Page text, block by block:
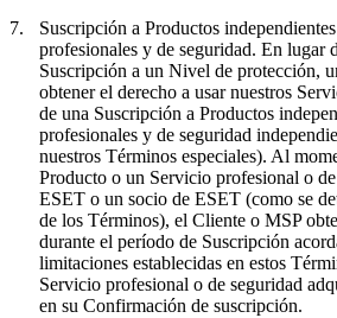
7.
Suscripción a Productos
profesionales y de seguridad. En lugar
Suscripción a un Nivel de protección,
obtener el derecho a usar nuestros
de una Suscripción a Productos
profesionales y de seguridad
nuestros Términos especiales). Al
Producto o un Servicio profesional o
ESET o un socio de ESET (como se
de los Términos), el Cliente o MSP
durante el período de Suscripción
limitaciones establecidas en estos
Servicio profesional o de seguridad
en su Confirmación de suscripción.